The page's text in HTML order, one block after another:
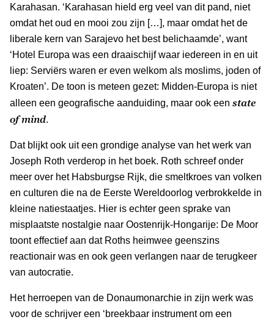
Karahasan. ‘Karahasan hield erg veel van dit pand, niet
omdat het oud en mooi zou zijn […], maar omdat het de
liberale kern van Sarajevo het best belichaamde’, want
‘Hotel Europa was een draaischijf waar iedereen in en uit
liep: Serviërs waren er even welkom als moslims, joden of
Kroaten’. De toon is meteen gezet: Midden-Europa is niet
alleen een geografische aanduiding, maar ook een state
of mind.
Dat blijkt ook uit een grondige analyse van het werk van
Joseph Roth verderop in het boek. Roth schreef onder
meer over het Habsburgse Rijk, die smeltkroes van volken
en culturen die na de Eerste Wereldoorlog verbrokkelde in
kleine natiestaatjes. Hier is echter geen sprake van
misplaatste nostalgie naar Oostenrijk-Hongarije: De Moor
toont effectief aan dat Roths heimwee geenszins
reactionair was en ook geen verlangen naar de terugkeer
van autocratie.
Het herroepen van de Donaumonarchie in zijn werk was
voor de schrijver een ‘breekbaar instrument om een